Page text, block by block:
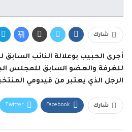
شارك
أجرى الحبيب بوعلالة النائب
للغرفة والعضو السابق للمجلس
الرجل الذي يعتبر من قيدومي
شارك Facebook
Twitter